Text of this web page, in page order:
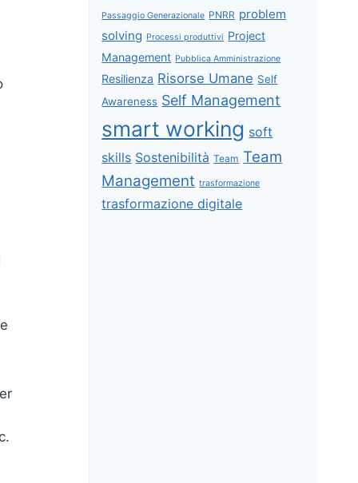
Passaggio Generazionale PNRR problem
solving Processi produttivi Project
Management Pubblica Amministrazione
Resilienza Risorse Umane Self
Awareness Self Management
smart working soft
skills Sostenibilità Team Team
Management trasformazione
trasformazione digitale